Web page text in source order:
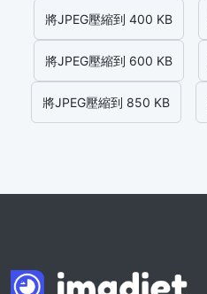
將JPEG壓縮到 400 KB
將JPEG壓縮到 600 KB
將JPEG壓縮到 850 KB